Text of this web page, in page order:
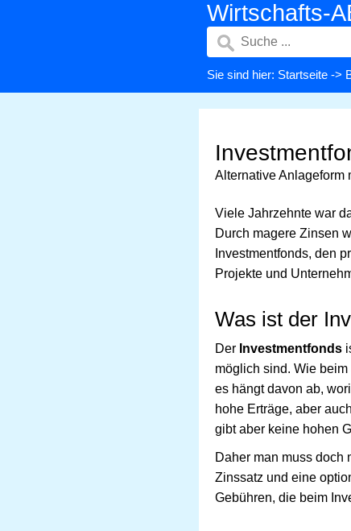
Wirtschafts-
Sie sind hier: Startseite ->
Alternative Anlageform
Viele Jahrzehnte war
Durch magere Zinsen
Investmentfonds, den
Projekte und
Was ist der
Der Investmentfonds
möglich sind. Wie
es hängt davon ab,
hohe Erträge, aber
gibt aber keine hohen
Daher man muss doch
Zinssatz und eine
Gebühren, die beim